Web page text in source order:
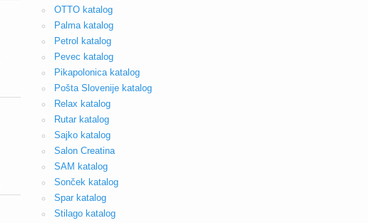
OTTO katalog
Palma katalog
Petrol katalog
Pevec katalog
Pikapolonica katalog
Pošta Slovenije katalog
Relax katalog
Rutar katalog
Sajko katalog
Salon Creatina
SAM katalog
Sonček katalog
Spar katalog
Stilago katalog